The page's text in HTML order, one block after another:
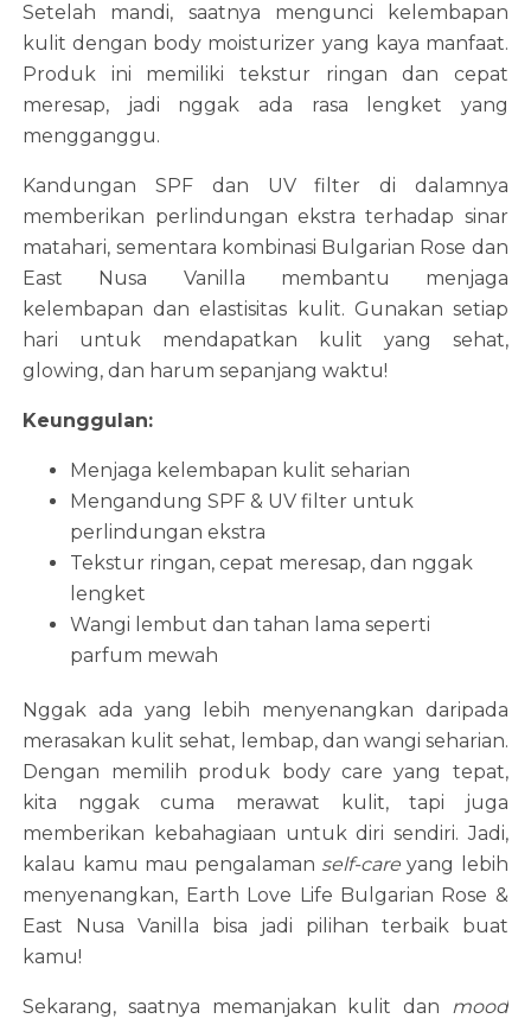
Setelah mandi, saatnya mengunci kelembapan
kulit dengan body moisturizer yang kaya manfaat.
Produk ini memiliki tekstur ringan dan cepat
meresap, jadi nggak ada rasa lengket yang
mengganggu.
Kandungan SPF dan UV filter di dalamnya
memberikan perlindungan ekstra terhadap sinar
matahari, sementara kombinasi Bulgarian Rose dan
East Nusa Vanilla membantu menjaga
kelembapan dan elastisitas kulit. Gunakan setiap
hari untuk mendapatkan kulit yang sehat,
glowing, dan harum sepanjang waktu!
Keunggulan:
Menjaga kelembapan kulit seharian
Mengandung SPF & UV filter untuk
perlindungan ekstra
Tekstur ringan, cepat meresap, dan nggak
lengket
Wangi lembut dan tahan lama seperti
parfum mewah
Nggak ada yang lebih menyenangkan daripada
merasakan kulit sehat, lembap, dan wangi seharian.
Dengan memilih produk body care yang tepat,
kita nggak cuma merawat kulit, tapi juga
memberikan kebahagiaan untuk diri sendiri. Jadi,
kalau kamu mau pengalaman self-care yang lebih
menyenangkan, Earth Love Life Bulgarian Rose &
East Nusa Vanilla bisa jadi pilihan terbaik buat
kamu!
Sekarang, saatnya memanjakan kulit dan mood